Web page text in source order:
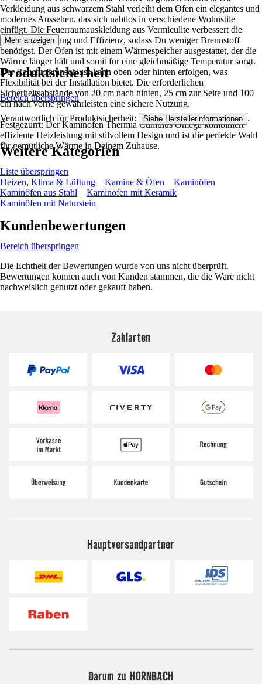
Verkleidung aus schwarzem Stahl verleiht dem Ofen ein elegantes und
modernes Aussehen, das sich nahtlos in verschiedene Wohnstile
einfügt. Die Feuerraumauskleidung aus Vermiculite verbessert die
Wärmespeicherung und Effizienz, sodass Du weniger Brennstoff
benötigst. Der Ofen ist mit einem Wärmespeicher ausgestattet, der die
Wärme länger hält und somit für eine gleichmäßige Temperatur sorgt.
Der Rauchrohranschluss kann oben oder hinten erfolgen, was
Flexibilität bei der Installation bietet. Die erforderlichen
Sicherheitsabstände von 20 cm nach hinten, 25 cm zur Seite und 100
cm nach vorne gewährleisten eine sichere Nutzung.
Festgezurrt: Der Kaminofen Thermia Cumulus Omega kombiniert
effiziente Heizleistung mit stilvollem Design und ist die perfekte Wahl
für gemütliche Wärme in Deinem Zuhause.
Mehr anzeigen
Produktsicherheit
Bereich überspringen
Verantwortlich für Produktsicherheit: Siehe Herstellerinformationen .
Weitere Kategorien
Liste überspringen
Heizen, Klima & Lüftung
Kamine & Öfen
Kaminöfen
Kaminöfen aus Stahl
Kaminöfen mit Keramik
Kaminöfen mit Naturstein
Kundenbewertungen
Bereich überspringen
Die Echtheit der Bewertungen wurde von uns nicht überprüft.
Bewertungen können auch von Kunden stammen, die die Ware nicht
nachweislich genutzt oder gekauft haben.
Zahlarten
Hauptversandpartner
Darum zu HORNBACH